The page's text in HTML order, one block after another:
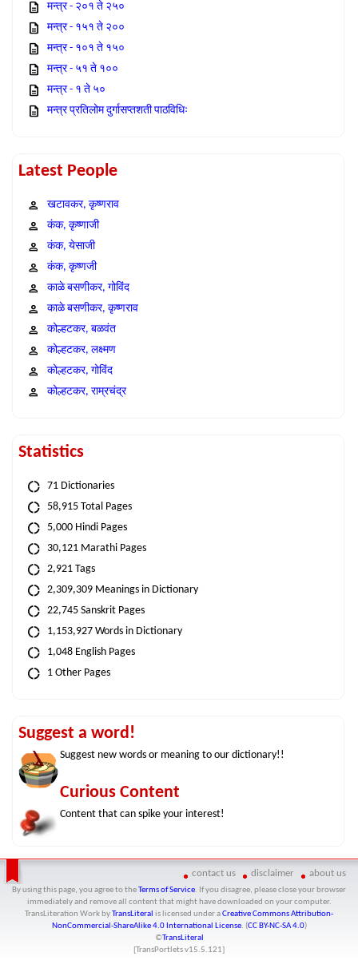
मन्त्र - २०१ ते २५०
मन्त्र - १५१ ते २००
मन्त्र - १०१ ते १५०
मन्त्र - ५१ ते १००
मन्त्र - १ ते ५०
मन्त्र प्रतिलोम दुर्गासप्तशती पाठविधिः
Latest People
खटावकर, कृष्णराव
कंक, कृष्णाजी
कंक, येसाजी
कंक, कृष्णजी
काळे बसणीकर, गोविंद
काळे बसणीकर, कृष्णराव
कोल्हटकर, बळवंत
कोल्हटकर, लक्ष्मण
कोल्हटकर, गोविंद
कोल्हटकर, राम्रचंद्र
Statistics
71 Dictionaries
58,915 Total Pages
5,000 Hindi Pages
30,121 Marathi Pages
2,921 Tags
2,309,309 Meanings in Dictionary
22,745 Sanskrit Pages
1,153,927 Words in Dictionary
1,048 English Pages
1 Other Pages
Suggest a word!
Suggest new words or meaning to our dictionary!!
Curious Content
Content that can spike your interest!
contact us disclaimer about us
By using this page, you agree to the Terms of Service. If you disagree, please close your browser
immediately and remove all content that might have downloaded on your computer.
TransLiteration Workby TransLiteral is licensed under aCreative Commons Attribution-
NonCommercial-ShareAlike 4.0 International License. (CC BY-NC-SA 4.0)
©TransLiteral
[TransPortlets v15.5.121